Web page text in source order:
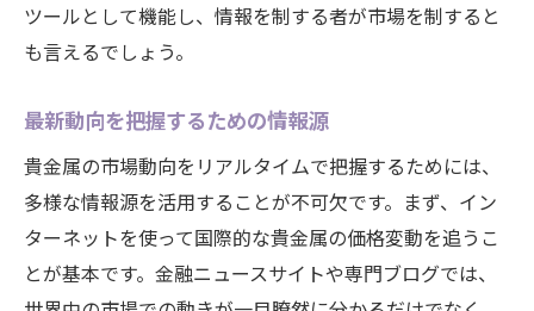
ツールとして機能し、情報を制する者が市場を制すると
も言えるでしょう。
最新動向を把握するための情報源
貴金属の市場動向をリアルタイムで把握するためには、
多様な情報源を活用することが不可欠です。まず、イン
ターネットを使って国際的な貴金属の価格変動を追うこ
とが基本です。金融ニュースサイトや専門ブログでは、